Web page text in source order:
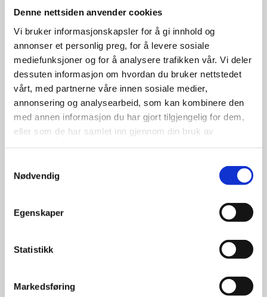
Denne nettsiden anvender cookies
Vi bruker informasjonskapsler for å gi innhold og
annonser et personlig preg, for å levere sosiale
mediefunksjoner og for å analysere trafikken vår. Vi deler
dessuten informasjon om hvordan du bruker nettstedet
vårt, med partnerne våre innen sosiale medier,
annonsering og analysearbeid, som kan kombinere den
med annen informasjon du har gjort tilgjengelig for dem,
eller som de har samlet inn gjennom din bruk av
Nødvendig
Egenskaper
Statistikk
Markedsføring
Antares 30×9.50R15 104S
kr1,600.00